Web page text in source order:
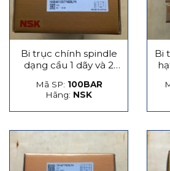
Bi trục chính spindle
dạng cầu 1 dãy và 2
Mã SP: 100BAR
Hãng: NSK
Bi